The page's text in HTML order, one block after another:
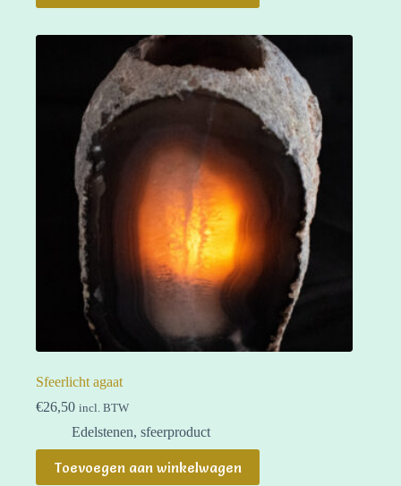
Sfeerlicht agaat
€26,50 incl. BTW
Edelstenen, sfeerproduct
Toevoegen aan winkelwagen